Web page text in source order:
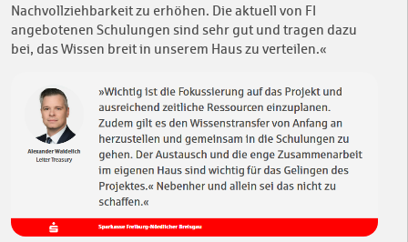
Nachvollziehbarkeit zu erhöhen. Die aktuell von FI
angebotenen Schulungen sind sehr gut und tragen dazu
bei, das Wissen breit in unserem Haus zu verteilen.«